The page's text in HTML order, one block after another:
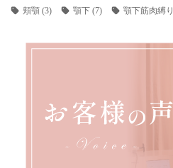
頬顎(3) 顎下(7) 顎下筋肉縛り